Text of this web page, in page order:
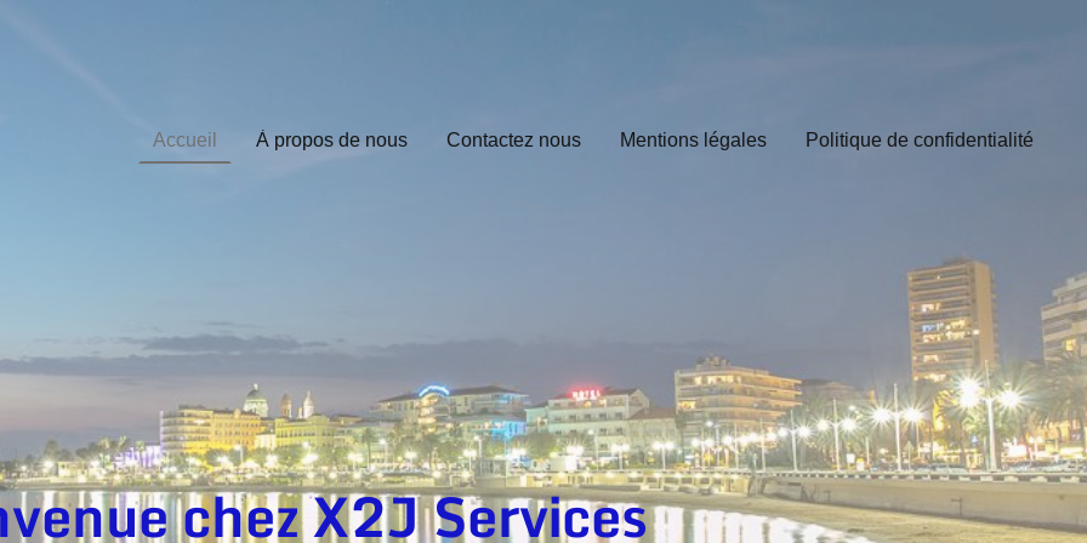
Accueil À propos de nous Contactez nous Mentions légales Politique de confidentialité
chez X2J Services